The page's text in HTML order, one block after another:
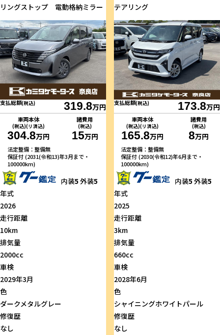
リングストップ 電動格納ミラー
支払総額(税込) 319.8万円
車両本体
(税込)(リ済込)
304.8万円
諸費用
(税込)
15万円
法定整備：整備無
保証付 (2031(令和13)年3月まで・
100000km)
内装5 外装5
年式
2026
走行距離
10km
排気量
2000cc
車検
2029年3月
色
ダークメタルグレー
修復歴
なし
テアリング
支払総額(税込) 173.8万円
車両本体
(税込)(リ済込)
165.8万円
諸費用
(税込)
8万円
法定整備：整備無
保証付 (2030(令和12)年6月まで・
100000km)
内装5 外装5
年式
2025
走行距離
3km
排気量
660cc
車検
2028年6月
色
シャイニングホワイトパール
修復歴
なし